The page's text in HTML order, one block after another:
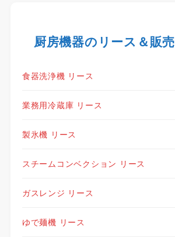
厨房機器のリース＆販売
食器洗浄機 リース
業務用冷蔵庫 リース
製氷機 リース
スチームコンベクション リース
ガスレンジ リース
ゆで麺機 リース